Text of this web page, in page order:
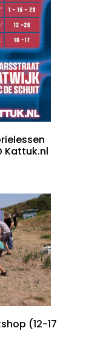
Kattuk.nl
(12-17